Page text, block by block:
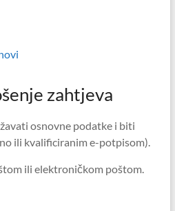
zahtjeva
osnovne podatke i biti
ili kvalificiranim e-potpisom).
ili elektroničkom poštom.